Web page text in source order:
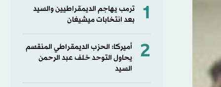
1
ترمب يهاجم الديمقراطيين والسيد
بعد انتخابات ميشيغان
2
أميركا: الحزب الديمقراطي المنقسم
يحاول التوحد خلف عبد الرحمن
السيد